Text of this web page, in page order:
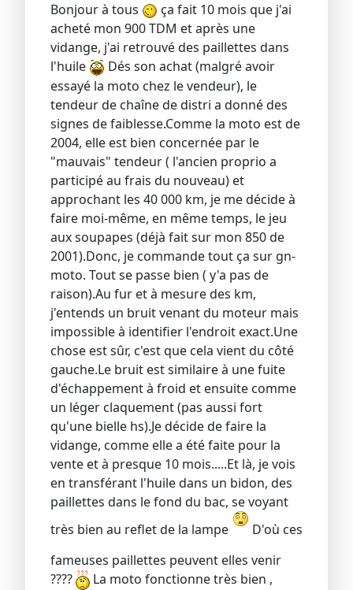
Bonjour à tous
ça fait 10 mois que j'ai
acheté mon 900 TDM et après une
vidange, j'ai retrouvé des paillettes dans
l'huile
Dés son achat (malgré avoir
essayé la moto chez le vendeur), le
tendeur de chaîne de distri a donné des
signes de faiblesse.Comme la moto est de
2004, elle est bien concernée par le
"mauvais" tendeur ( l'ancien proprio a
participé au frais du nouveau) et
approchant les 40 000 km, je me décide à
faire moi-même, en même temps, le jeu
aux soupapes (déjà fait sur mon 850 de
2001).Donc, je commande tout ça sur gn-
moto. Tout se passe bien ( y'a pas de
raison).Au fur et à mesure des km,
j'entends un bruit venant du moteur mais
impossible à identifier l'endroit exact.Une
chose est sûr, c'est que cela vient du côté
gauche.Le bruit est similaire à une fuite
d'échappement à froid et ensuite comme
un léger claquement (pas aussi fort
qu'une bielle hs).Je décide de faire la
vidange, comme elle a été faite pour la
vente et à presque 10 mois.....Et là, je vois
en transférant l'huile dans un bidon, des
paillettes dans le fond du bac, se voyant
très bien au reflet de la lampe
D'où ces
fameuses paillettes peuvent elles venir
????
La moto fonctionne très bien ,